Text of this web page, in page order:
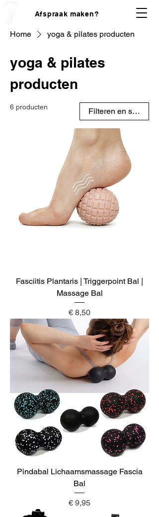
Afspraak maken?
Home yoga & pilates producten
yoga & pilates
producten
6 producten Filteren en sorteren
Fasciitis Plantaris | Triggerpoint Bal |
Massage Bal
Prijs
€ 8,50
Pindabal Lichaamsmassage Fascia
Bal
Prijs
€ 9,95